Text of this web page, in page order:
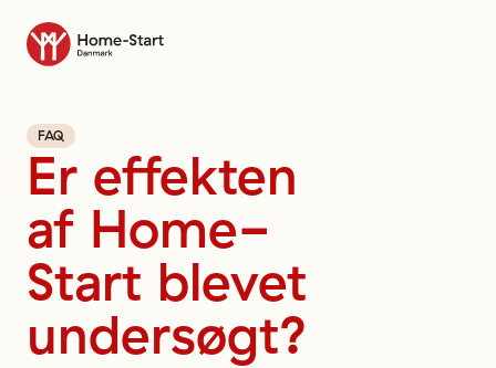
Til forsiden
FAQ
Er effekten
af ​​Home-
Start blevet
undersøgt?